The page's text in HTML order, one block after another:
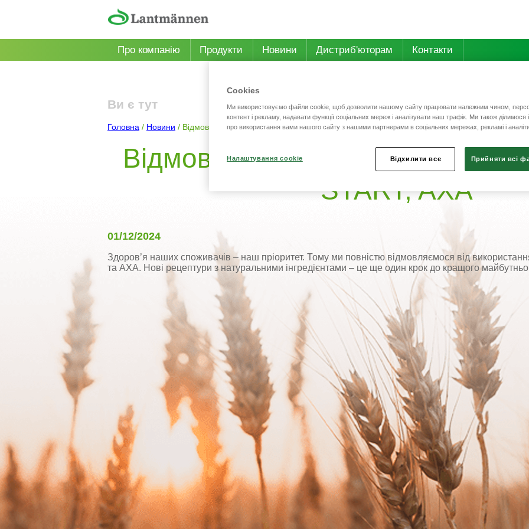
Про компанію Продукти Новини Дистриб'юторам Контакти
Ви є тут
Головна / Новини / Відмова від пальмової олії в усіх продуктах START, AXA
Відмова від пальмової олії в
START, AXA
01/12/2024
Здоров’я наших споживачів – наш пріоритет. Тому ми повністю відмовляємося від
та AXA. Нові рецептури з натуральними інгредієнтами – це ще один крок до кращого
Cookies
Ми використовуємо файли cookie, щоб дозволити нашому сайту працювати належним чином,
контент і рекламу, надавати функції соціальних мереж і аналізувати наш трафік. Ми також ділимося
про використання вами нашого сайту з нашими партнерами в соціальних мережах, рекламі і
Налаштування cookie Відхилити все Прийняти всі